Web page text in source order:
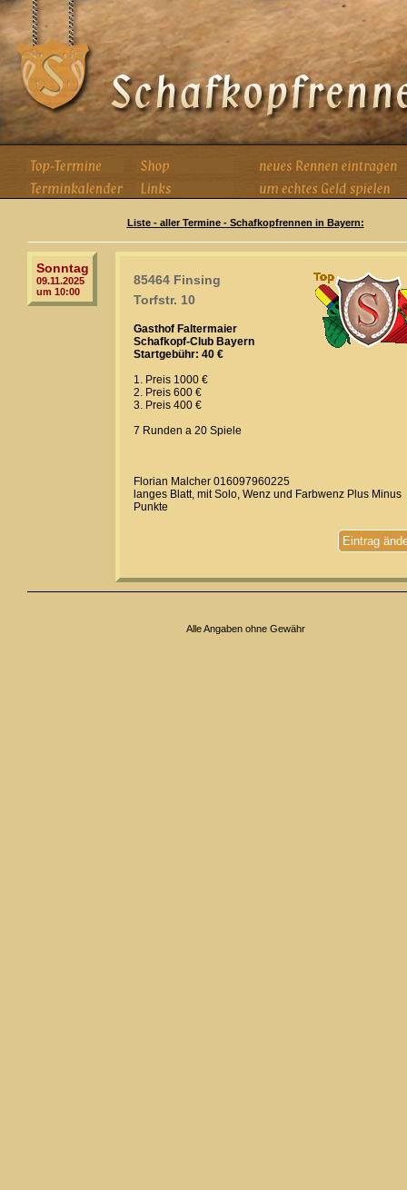
Liste - aller Termine - Schafkopfrennen in Bayern:
Sonntag
09.11.2025
um 10:00
85464 Finsing
Torfstr. 10
Gasthof Faltermaier
Schafkopf-Club Bayern
Startgebühr: 40 €
1. Preis 1000 €
2. Preis 600 €
3. Preis 400 €
7 Runden a 20 Spiele
Florian Malcher 016097960225
langes Blatt, mit Solo, Wenz und Farbwenz Plus Minus
Punkte
Eintrag
Alle Angaben ohne Gewähr